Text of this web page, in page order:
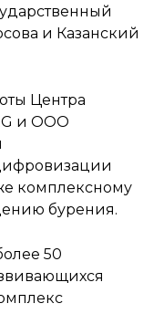
и Казанский
Центра
и ООО
комплексному
бурения.
50